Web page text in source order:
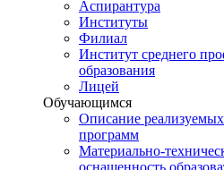
Аспирантура
Институты
Филиал
Институт среднего
образования
Лицей
Обучающимся
Описание
программ
Материально-
оснащенность